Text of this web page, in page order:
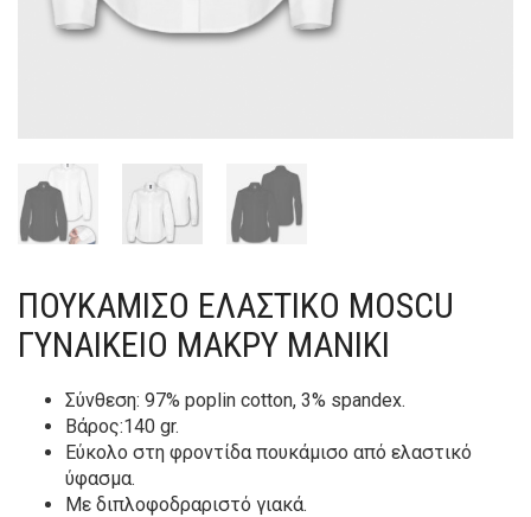
ΠΟΥΚΑΜΙΣΟ ΕΛΑΣΤΙΚΟ MOSCU
ΓΥΝΑΙΚΕΙΟ ΜΑΚΡΥ ΜΑΝΙΚΙ
Σύνθεση: 97% poplin cotton, 3% spandex.
Βάρος:140 gr.
Εύκολο στη φροντίδα πουκάμισο από ελαστικό
ύφασμα.
Με διπλοφοδραριστό γιακά.